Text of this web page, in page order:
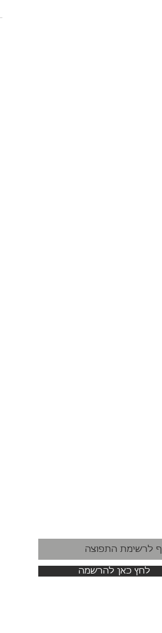
לחץ כאן להרשמה